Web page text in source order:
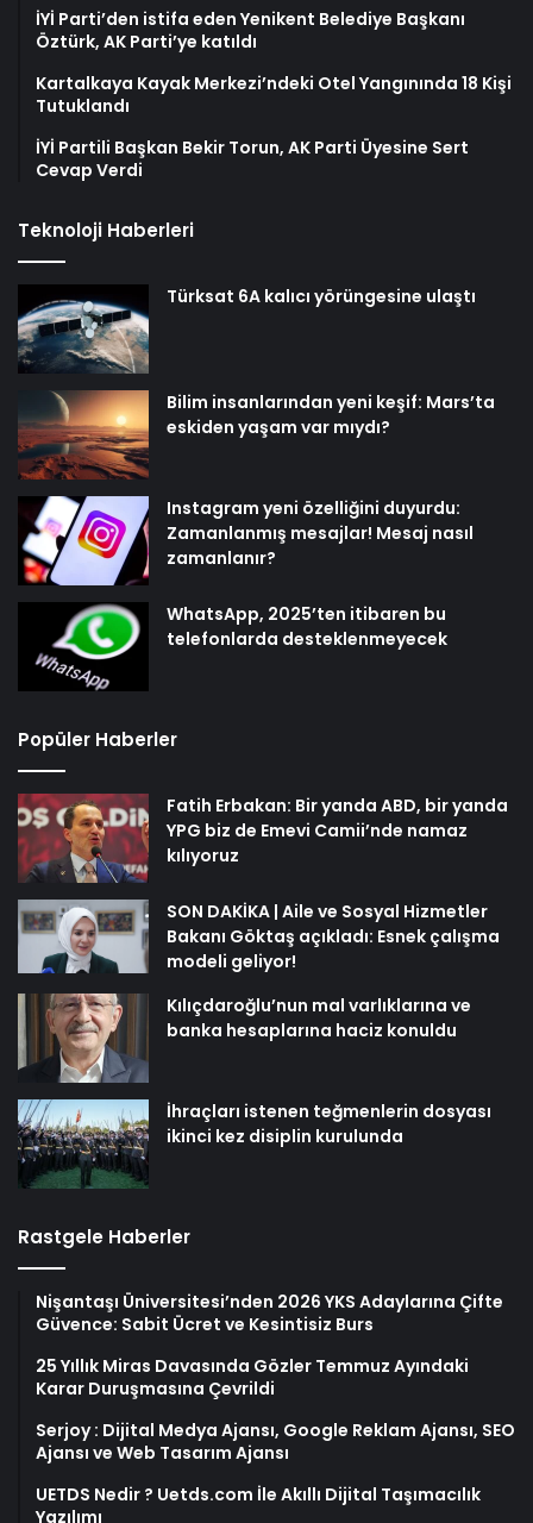
İYİ Parti’den istifa eden Yenikent Belediye Başkanı
Öztürk, AK Parti’ye katıldı
Kartalkaya Kayak Merkezi’ndeki Otel Yangınında 18 Kişi
Tutuklandı
İYİ Partili Başkan Bekir Torun, AK Parti Üyesine Sert
Cevap Verdi
Teknoloji Haberleri
Türksat 6A kalıcı yörüngesine ulaştı
Bilim insanlarından yeni keşif: Mars’ta
eskiden yaşam var mıydı?
Instagram yeni özelliğini duyurdu:
Zamanlanmış mesajlar! Mesaj nasıl
zamanlanır?
WhatsApp, 2025’ten itibaren bu
telefonlarda desteklenmeyecek
Popüler Haberler
Fatih Erbakan: Bir yanda ABD, bir yanda
YPG biz de Emevi Camii’nde namaz
kılıyoruz
SON DAKİKA | Aile ve Sosyal Hizmetler
Bakanı Göktaş açıkladı: Esnek çalışma
modeli geliyor!
Kılıçdaroğlu’nun mal varlıklarına ve
banka hesaplarına haciz konuldu
İhraçları istenen teğmenlerin dosyası
ikinci kez disiplin kurulunda
Rastgele Haberler
Nişantaşı Üniversitesi’nden 2026 YKS Adaylarına Çifte
Güvence: Sabit Ücret ve Kesintisiz Burs
25 Yıllık Miras Davasında Gözler Temmuz Ayındaki
Karar Duruşmasına Çevrildi
Serjoy : Dijital Medya Ajansı, Google Reklam Ajansı, SEO
Ajansı ve Web Tasarım Ajansı
UETDS Nedir ? Uetds.com İle Akıllı Dijital Taşımacılık
Yazılımı